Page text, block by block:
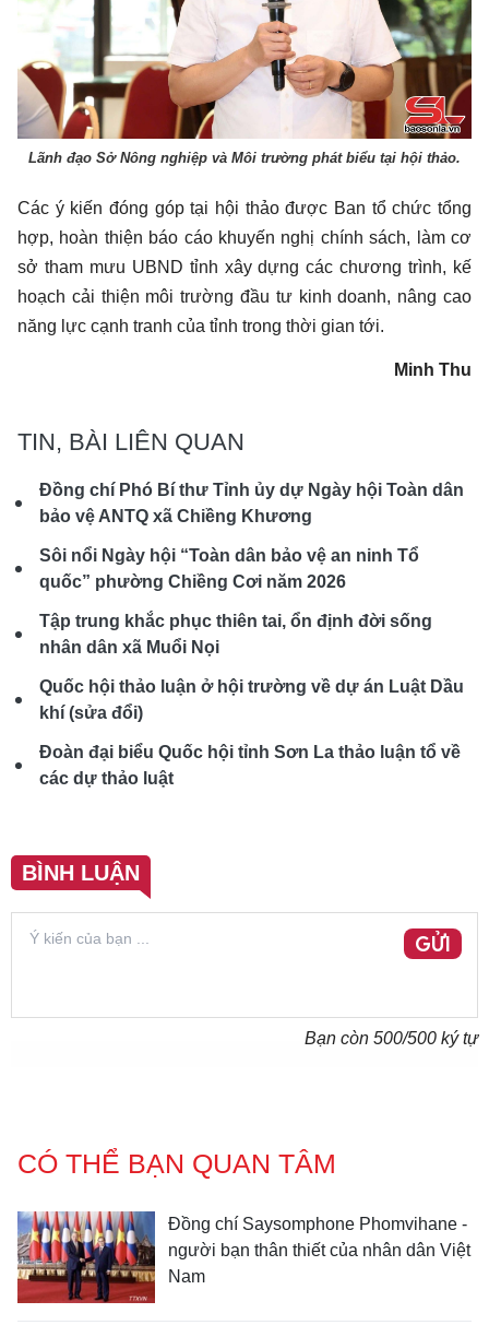
Lãnh đạo Sở Nông nghiệp và Môi trường phát biểu tại hội thảo.
Các ý kiến đóng góp tại hội thảo được Ban tổ chức tổng
hợp, hoàn thiện báo cáo khuyến nghị chính sách, làm cơ
sở tham mưu UBND tỉnh xây dựng các chương trình, kế
hoạch cải thiện môi trường đầu tư kinh doanh, nâng cao
năng lực cạnh tranh của tỉnh trong thời gian tới.
Minh Thu
TIN, BÀI LIÊN QUAN
Đồng chí Phó Bí thư Tỉnh ủy dự Ngày hội Toàn dân
bảo vệ ANTQ xã Chiềng Khương
Sôi nổi Ngày hội “Toàn dân bảo vệ an ninh Tổ
quốc” phường Chiềng Cơi năm 2026
Tập trung khắc phục thiên tai, ổn định đời sống
nhân dân xã Muổi Nọi
Quốc hội thảo luận ở hội trường về dự án Luật Dầu
khí (sửa đổi)
Đoàn đại biểu Quốc hội tỉnh Sơn La thảo luận tổ về
các dự thảo luật
BÌNH LUẬN
GỬI
Bạn còn 500/500 ký tự
CÓ THỂ BẠN QUAN TÂM
Đồng chí Saysomphone Phomvihane -
người bạn thân thiết của nhân dân Việt
Nam